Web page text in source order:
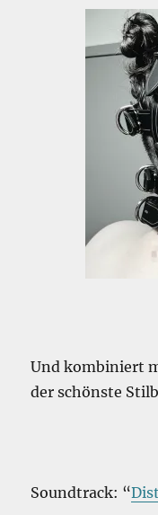
Und kombiniert
der schönste
Soundtrack: “